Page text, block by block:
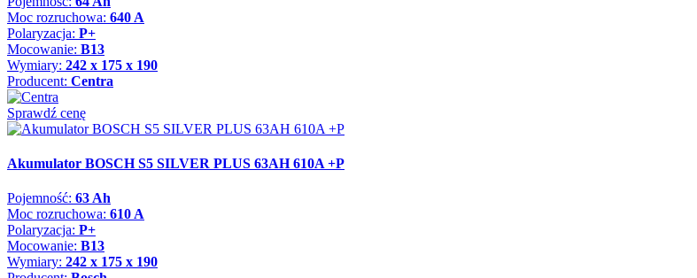
Moc rozruchowa: 640 A
Polaryzacja: P+
Mocowanie: B13
Wymiary: 242 x 175 x 190
Producent: Centra
Sprawdź cenę
Akumulator BOSCH S5 SILVER PLUS 63AH 610A +P
Pojemność: 63 Ah
Moc rozruchowa: 610 A
Polaryzacja: P+
Mocowanie: B13
Wymiary: 242 x 175 x 190